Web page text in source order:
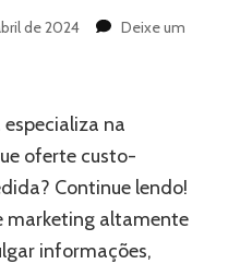
de 2024
Deixe um
na
oferte custo-
Continue lendo!
marketing altamente
informações,